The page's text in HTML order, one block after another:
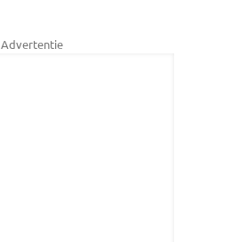
Advertentie